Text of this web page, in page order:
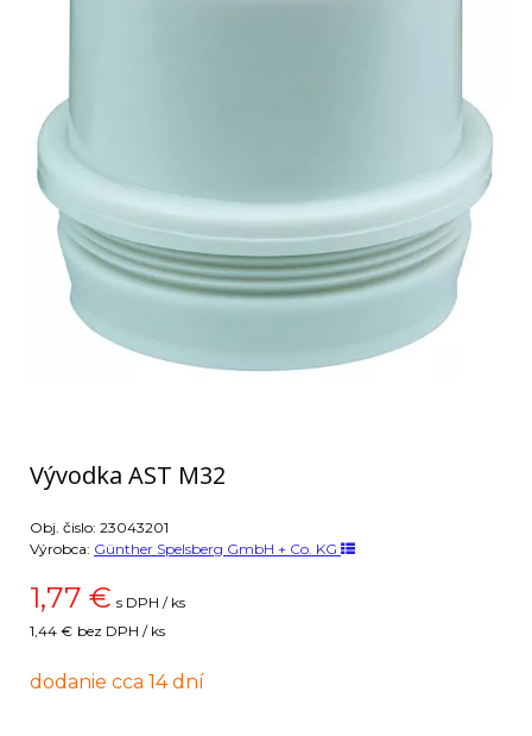
Vývodka AST M32
Obj. čislo: 23043201
Výrobca: Günther Spelsberg GmbH + Co. KG
1,77 € s DPH / ks
1,44 € bez DPH / ks
dodanie cca 14 dní